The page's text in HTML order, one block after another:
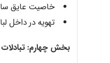
خاصیت عایق
تهویه در داخل
بخش چهارم: